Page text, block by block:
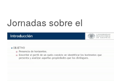
Jornadas sobre el
Pasado, Presente y
Futuro de la Titulación y
la Profesión ETSIE 31-1-